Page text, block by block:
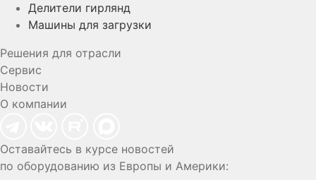
Делители гирлянд
Машины для загрузки
Решения для отрасли
Сервис
Новости
О компании
Оставайтесь в курсе новостей
по оборудованию из Европы и Америки: